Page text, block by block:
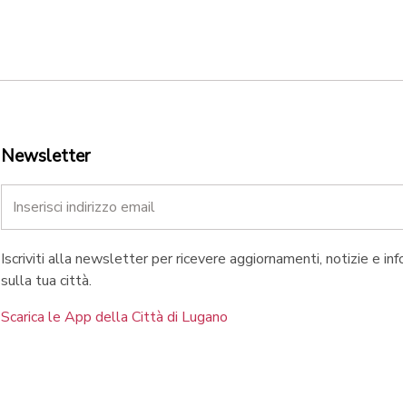
Newsletter
Iscriviti alla newsletter per ricevere aggiornamenti, notizie e
sulla tua città.
Scarica le App della Città di Lugano